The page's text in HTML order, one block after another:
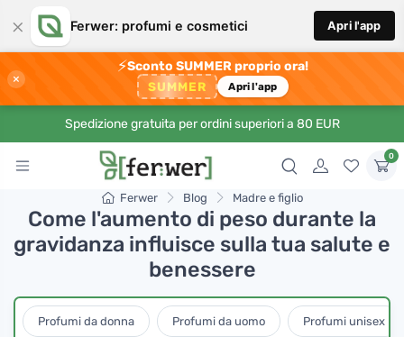
× Ferwer: profumi e cosmetici Apri l'app
×
⚡Sconto SUMMER proprio ora!
SUMMER Apri l'app
Spedizione gratuita per ordini superiori a 80 EUR
0
Ferwer Blog Madre e figlio
Come l'aumento di peso durante la
gravidanza influisce sulla tua salute e
benessere
Profumi da donna Profumi da uomo Profumi unisex